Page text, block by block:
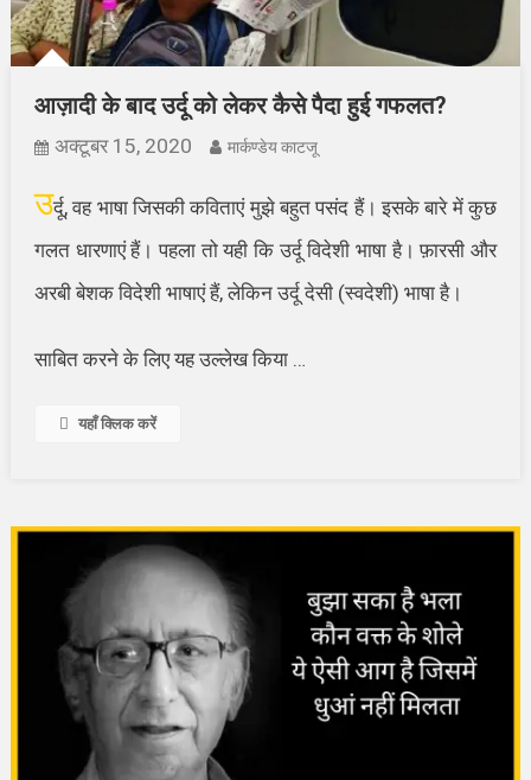
आज़ादी के बाद उर्दू को लेकर कैसे पैदा हुई गफलत?
अक्टूबर 15, 2020 मार्कण्‍डेय काटजू
उर्दू, वह भाषा जिसकी कविताएं मुझे बहुत पसंद हैं। इसके बारे में कुछ
गलत धारणाएं हैं। पहला तो यही कि उर्दू विदेशी भाषा है। फ़ारसी और
अरबी बेशक विदेशी भाषाएं हैं, लेकिन उर्दू देसी (स्वदेशी) भाषा है।
साबित करने के लिए यह उल्लेख किया …
यहाँ क्लिक करें